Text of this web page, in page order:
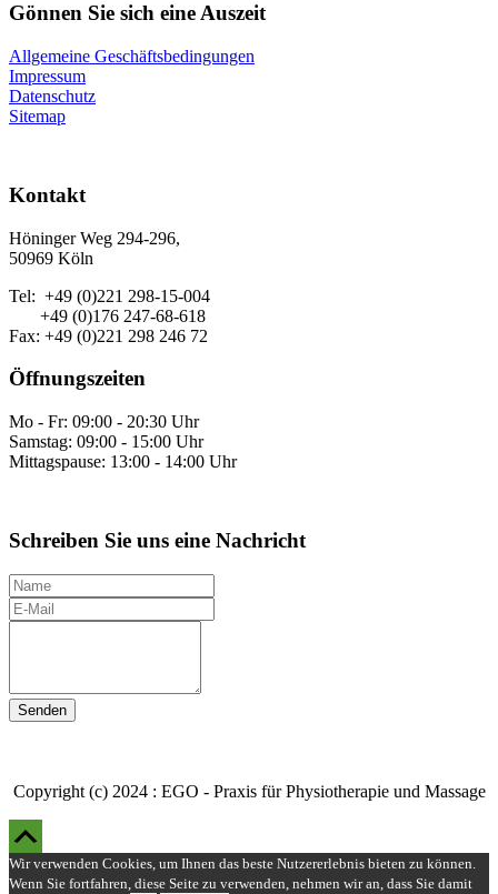
Gönnen Sie sich eine Auszeit
Allgemeine Geschäftsbedingungen
Impressum
Datenschutz
Sitemap
Kontakt
Höninger Weg 294-296,
50969 Köln
Tel: +49 (0)221 298-15-004
+49 (0)176 247-68-618
Fax: +49 (0)221 298 246 72
Öffnungszeiten
Mo - Fr: 09:00 - 20:30 Uhr
Samstag: 09:00 - 15:00 Uhr
Mittagspause: 13:00 - 14:00 Uhr
Schreiben Sie uns eine Nachricht
N
a
m
E
-
l
e
N
h
t
Copyright (c) 2024 : EGO - Praxis für Physiotherapie und Massage
Up
Wir verwenden Cookies, um Ihnen das beste Nutzererlebnis bieten zu können.
Wenn Sie fortfahren, diese Seite zu verwenden, nehmen wir an, dass Sie damit